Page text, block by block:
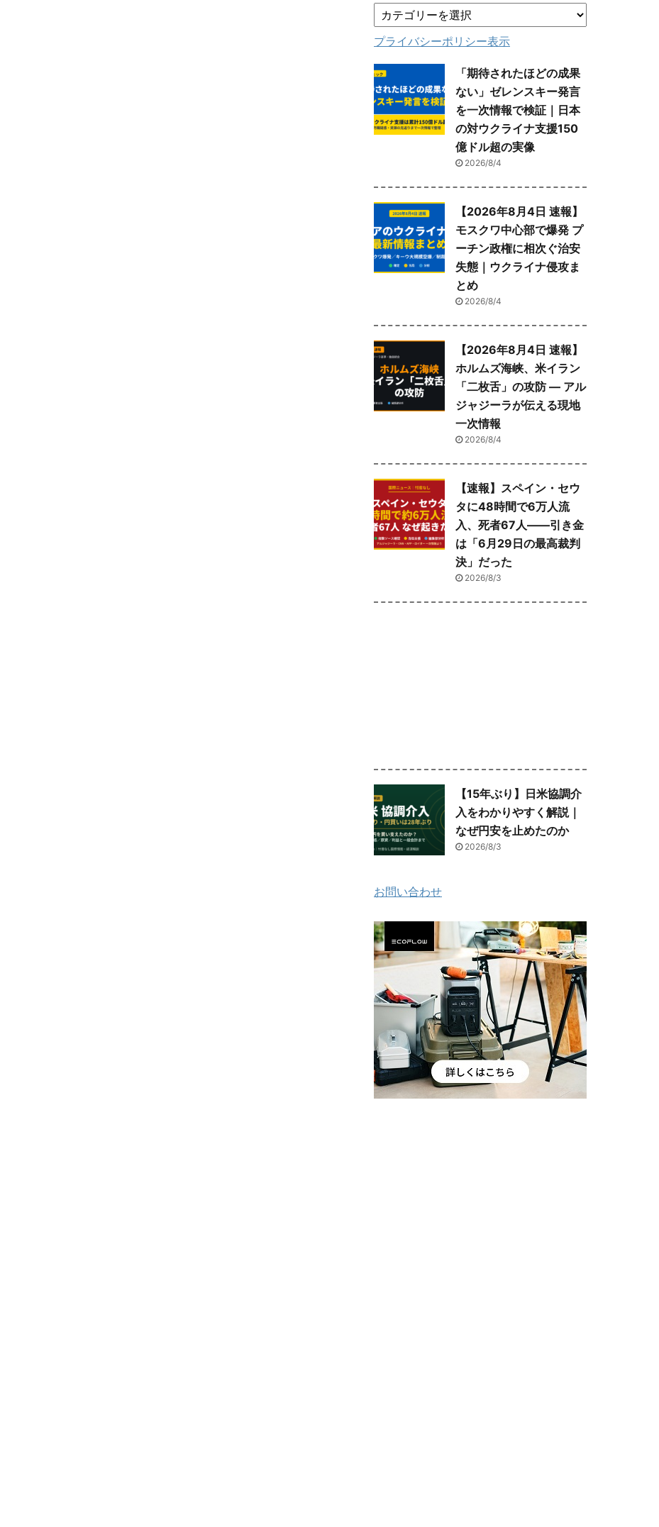
プライバシーポリシー表示
「期待されたほどの成果
ない」ゼレンスキー発言
を一次情報で検証｜日本
の対ウクライナ支援150
億ドル超の実像
2026/8/4
【2026年8月4日 速報】
モスクワ中心部で爆発 プ
ーチン政権に相次ぐ治安
失態｜ウクライナ侵攻ま
とめ
2026/8/4
【2026年8月4日 速報】
ホルムズ海峡、米イラン
「二枚舌」の攻防 — アル
ジャジーラが伝える現地
一次情報
2026/8/4
【速報】スペイン・セウ
タに48時間で6万人流
入、死者67人——引き金
は「6月29日の最高裁判
決」だった
2026/8/3
【15年ぶり】日米協調介
入をわかりやすく解説｜
なぜ円安を止めたのか
2026/8/3
お問い合わせ